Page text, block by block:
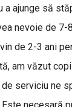
a ajunge să
nevoie de 7-
de 2-3 ani
am văzut
serviciu ne